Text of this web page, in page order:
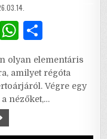
G
l
W
at
s
A
ar
e
olyan elementáris
amilyet régóta
Végre egy
nézőket,…